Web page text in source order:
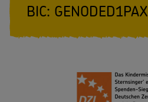
BIC: GENODED1PAX